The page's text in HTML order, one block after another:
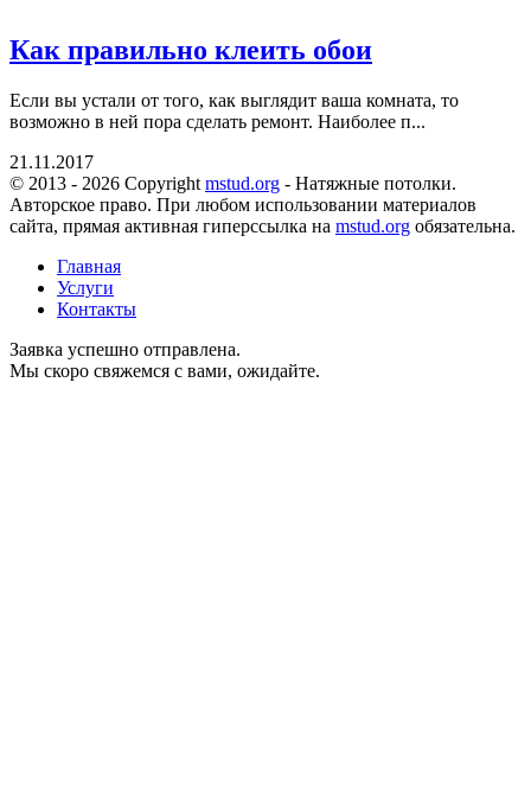
Как правильно клеить обои
Если вы устали от того, как выглядит ваша комната, то
возможно в ней пора сделать ремонт. Наиболее п...
21.11.2017
© 2013 - 2026 Copyright mstud.org - Натяжные потолки.
Авторское право. При любом использовании материалов
сайта, прямая активная гиперссылка на mstud.org обязательна.
Главная
Услуги
Контакты
Заявка успешно отправлена.
Мы скоро свяжемся с вами, ожидайте.